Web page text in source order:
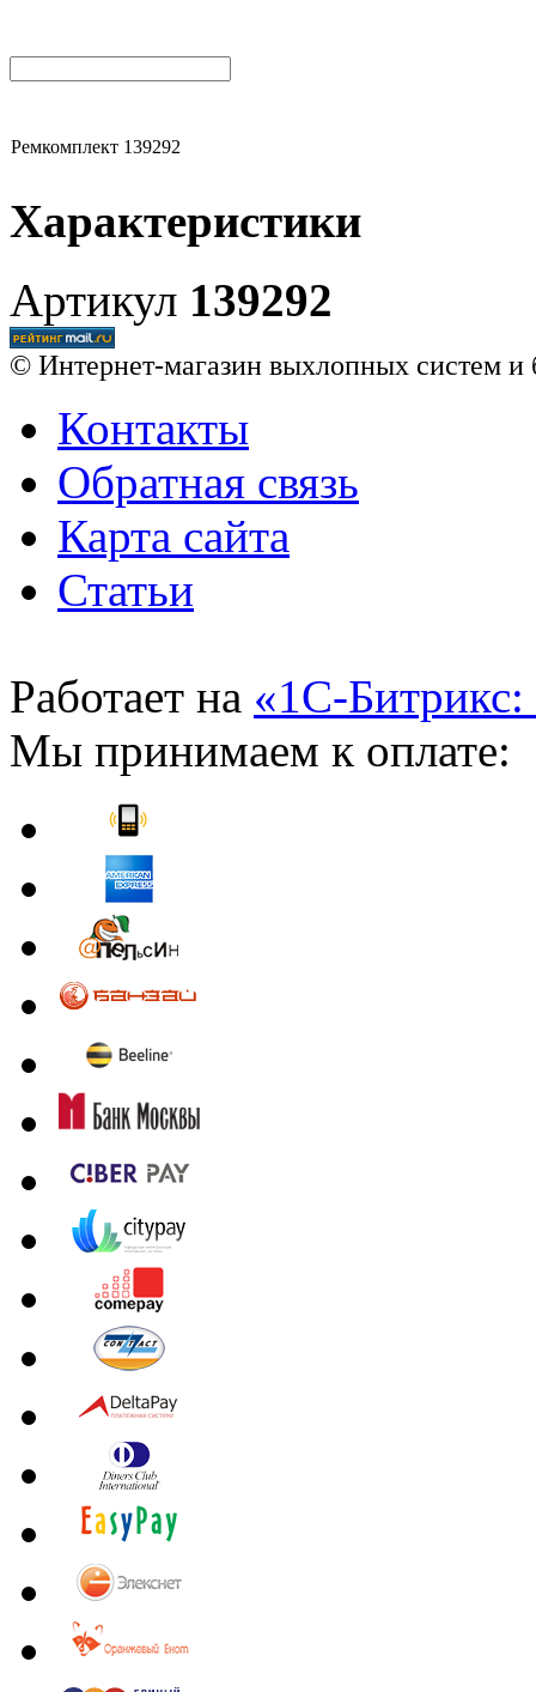
Ремкомплект 139292
Характеристики
Артикул 139292
© Интернет-магазин выхлопных систем и
Контакты
Обратная связь
Карта сайта
Статьи
Работает на «1С-Битрикс:
Мы принимаем к оплате: